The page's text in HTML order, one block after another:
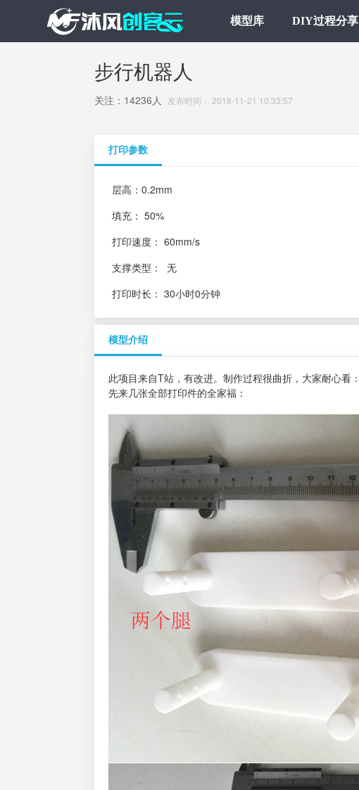
模型库 DIY过程分享
步行机器人
关注：14236人发布时间： 2018-11-21 10:33:57
打印参数
层高：0.2mm
填充： 50%
打印速度： 60mm/s
支撑类型： 无
打印时长： 30小时0分钟
模型介绍
此项目来自T站，有改进。制作过程很曲折，大家耐心看：
先来几张全部打印件的全家福：